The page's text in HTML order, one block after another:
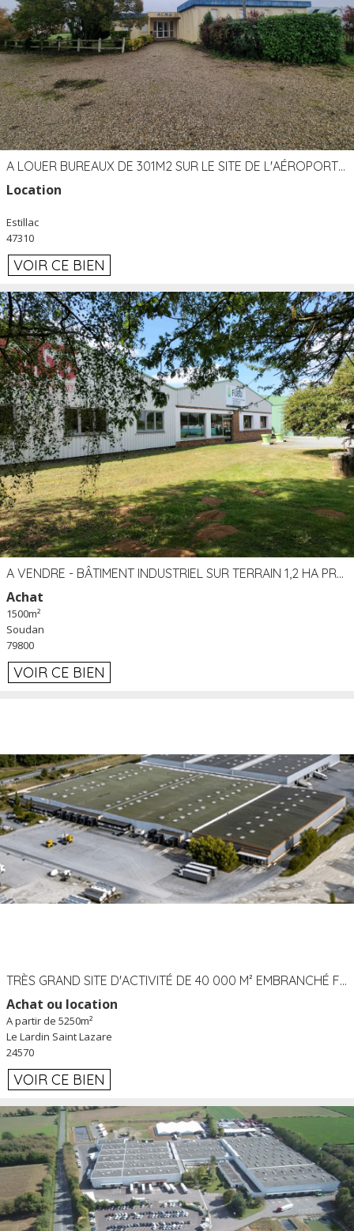
A LOUER BUREAUX DE 301M2 SUR LE SITE DE L'AÉROPORT AGEN LA GARENNE
Location
Estillac
47310
VOIR CE BIEN
A VENDRE - BÂTIMENT INDUSTRIEL SUR TERRAIN 1,2 HA PROCHE ÉCHANGEUR A10 - SOUDAN (79)
Achat
1500m²
Soudan
79800
VOIR CE BIEN
TRÈS GRAND SITE D'ACTIVITÉ DE 40 000 M² EMBRANCHÉ FER AU LARDIN SAINT LAZARE (24) PROCHE A89 À LOUER
Achat ou location
A partir de 5250m²
Le Lardin Saint Lazare
24570
VOIR CE BIEN